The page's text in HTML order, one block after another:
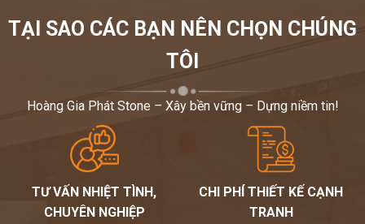
TẠI SAO CÁC BẠN NÊN CHỌN CHÚNG
TÔI
Hoàng Gia Phát Stone – Xây bền vững – Dựng niềm tin!
TƯ VẤN NHIỆT TÌNH,
CHUYÊN NGHIỆP
CHI PHÍ THIẾT KẾ CẠNH
TRANH